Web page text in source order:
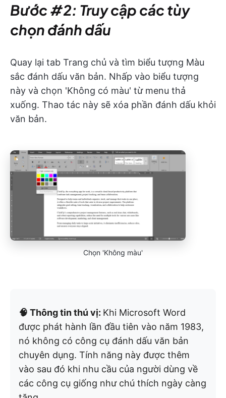
Bước #2: Truy cập các tùy
chọn đánh dấu
Quay lại tab Trang chủ và tìm biểu tượng Màu
sắc đánh dấu văn bản. Nhấp vào biểu tượng
này và chọn 'Không có màu' từ menu thả
xuống. Thao tác này sẽ xóa phần đánh dấu khỏi
văn bản.
Chọn 'Không màu'
🧠 Thông tin thú vị: Khi Microsoft Word
được phát hành lần đầu tiên vào năm 1983,
nó không có công cụ đánh dấu văn bản
chuyên dụng. Tính năng này được thêm
vào sau đó khi nhu cầu của người dùng về
các công cụ giống như chú thích ngày càng